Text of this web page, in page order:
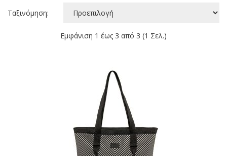
Ταξινόμηση:
Εμφάνιση 1 έως 3 από 3 (1 Σελ.)